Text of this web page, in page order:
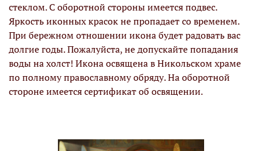
стеклом. С оборотной стороны имеется подвес.
Яркость иконных красок не пропадает со временем.
При бережном отношении икона будет радовать вас
долгие годы. Пожалуйста, не допускайте попадания
воды на холст! Икона освящена в Никольском храме
по полному православному обряду. На оборотной
стороне имеется сертификат об освящении.